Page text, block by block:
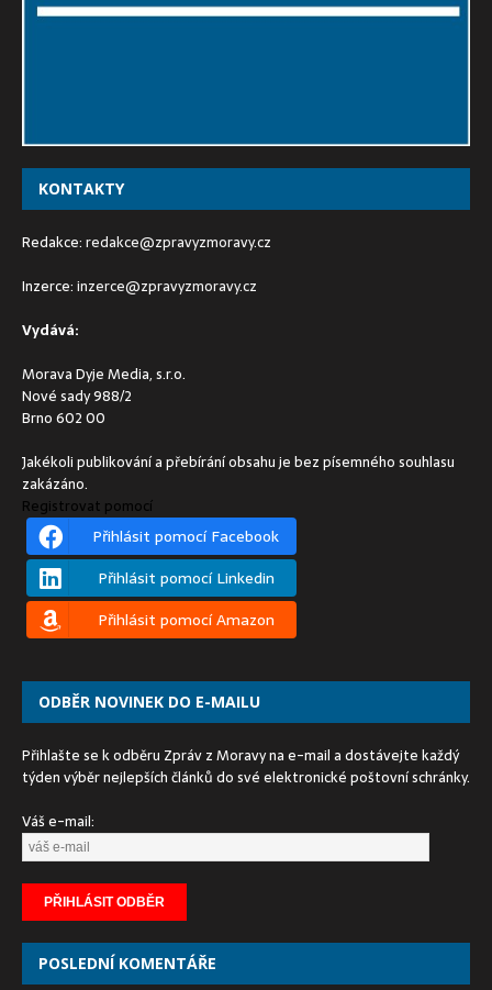
KONTAKTY
Redakce:redakce@zpravyzmoravy.cz
Inzerce:inzerce@zpravyzmoravy.cz
Vydává:
Morava Dyje Media, s.r.o.
Nové sady 988/2
Brno 602 00
Jakékoli publikování a přebírání obsahu je bez písemného souhlasu
zakázáno.
Registrovat pomocí
Přihlásit pomocí Facebook
Přihlásit pomocí Linkedin
Přihlásit pomocí Amazon
ODBĚR NOVINEK DO E-MAILU
Přihlašte se k odběru Zpráv z Moravy na e-mail a dostávejte každý
týden výběr nejlepších článků do své elektronické poštovní schránky.
Váš e-mail:
POSLEDNÍ KOMENTÁŘE